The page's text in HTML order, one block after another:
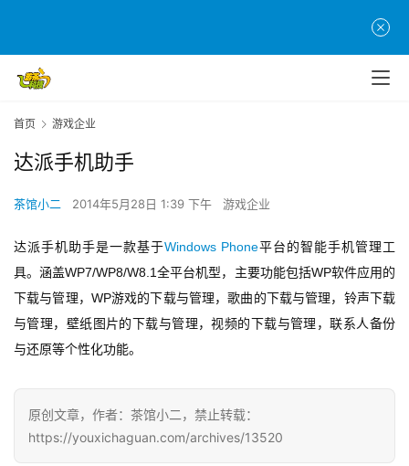
页
茶
原
创
戏
业
机
首页 游戏企业
达派手机助手
茶馆小二 2014年5月28日 1:39 下午 游戏企业
达派手机助手是一款基于Windows Phone平台的智能手机管理工
具。涵盖WP7/WP8/W8.1全平台机型，主要功能包括WP软件应用的
下载与管理，WP游戏的下载与管理，歌曲的下载与管理，铃声下载
与管理，壁纸图片的下载与管理，视频的下载与管理，联系人备份
与还原等个性化功能。
原创文章，作者：茶馆小二，禁止转载：
https://youxichaguan.com/archives/13520